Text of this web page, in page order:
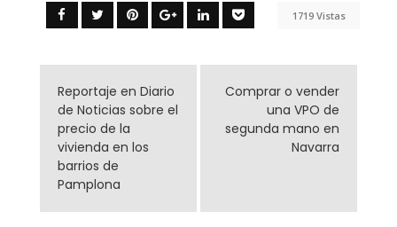
1719 Vistas
Reportaje en Diario
de Noticias sobre el
precio de la
vivienda en los
barrios de
Pamplona
Comprar o vender
una VPO de
segunda mano en
Navarra